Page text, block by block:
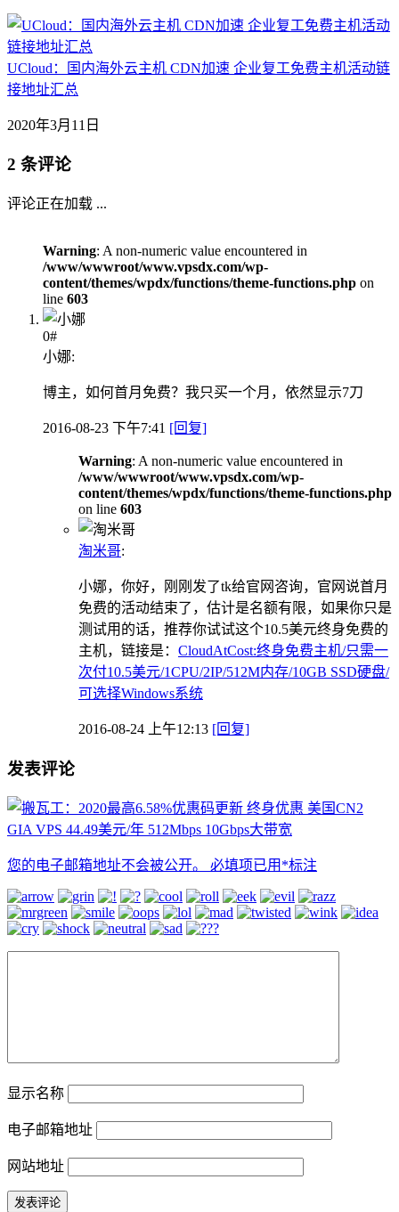
UCloud：国内海外云主机 CDN加速 企业复工免费主机活动链
接地址汇总
2020年3月11日
2 条评论
评论正在加载 ...
Warning: A non-numeric value encountered in
/www/wwwroot/www.vpsdx.com/wp-
content/themes/wpdx/functions/theme-functions.php on
line 603
0#
小娜:
博主，如何首月免费？我只买一个月，依然显示7刀
2016-08-23 下午7:41 [回复]
Warning: A non-numeric value encountered in
/www/wwwroot/www.vpsdx.com/wp-
content/themes/wpdx/functions/theme-functions.php
on line 603
淘米哥:
小娜，你好，刚刚发了tk给官网咨询，官网说首月
免费的活动结束了，估计是名额有限，如果你只是
测试用的话，推荐你试试这个10.5美元终身免费的
主机，链接是： CloudAtCost:终身免费主机/只需一
次付10.5美元/1CPU/2IP/512M内存/10GB SSD硬盘/
可选择Windows系统
2016-08-24 上午12:13 [回复]
发表评论
您的电子邮箱地址不会被公开。 必填项已用 *标注
显示名称
电子邮箱地址
网站地址